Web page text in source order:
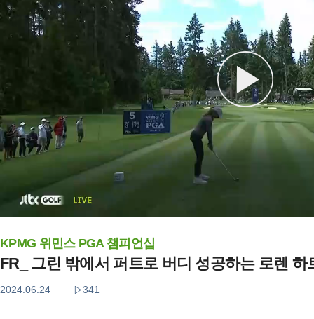
KPMG 위민스 PGA 챔피언십
FR_ 그린 밖에서 퍼트로 버디 성공하는 로렌 하
2024.06.24 341